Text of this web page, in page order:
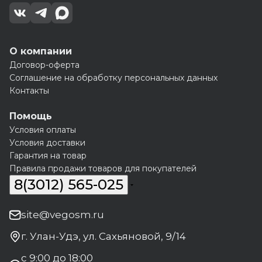
О компании
Договор-оферта
Соглашение на обработку персональных данных
Контакты
Помощь
Условия оплаты
Условия доставки
Гарантия на товар
Правила продажи товаров для покупателей
8(3012) 565-025
site@vegosm.ru
г. Улан-Удэ, ул. Сахьяновой, 9/14
с 9:00 до 18:00